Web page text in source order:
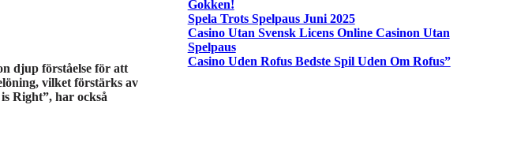
djup förståelse för att
vilket förstärks av
Right”, har också
Gokken!
Spela Trots Spelpaus Juni 2025
Casino Utan Svensk Licens Online Casinon Utan
Spelpaus
Casino Uden Rofus Bedste Spil Uden Om Rofus”